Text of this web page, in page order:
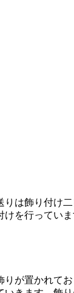
りは飾り付け
を行っていま
りが置かれて